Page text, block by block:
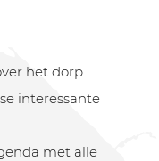
het dorp
interessante
met alle